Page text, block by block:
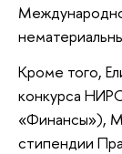
Кроме того,
конкурса
«Финансы»),
стипендии